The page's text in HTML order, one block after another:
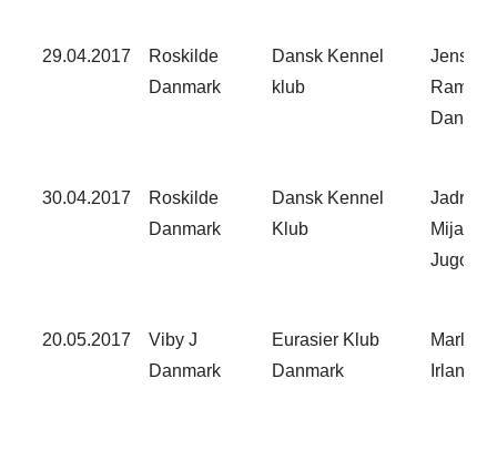
29.04.2017​
Roskilde
Danmark​
Dansk Kennel
klub​
Jens
30.04.2017​
Roskilde
Danmark​
Dansk Kennel
Klub​
20.05.2017​
Viby J
Danmark​
Eurasier Klub
Danmark​
Irland​